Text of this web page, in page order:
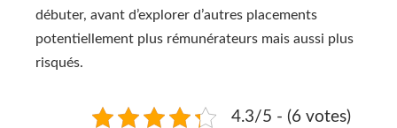
débuter, avant d’explorer d’autres placements
potentiellement plus rémunérateurs mais aussi plus
risqués.
4.3/5 - (6 votes)